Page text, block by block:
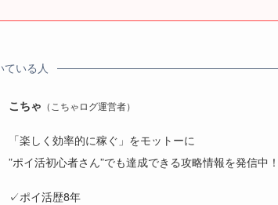
ている人
こちゃ （こちゃログ運営者）
「楽しく効率的に稼ぐ」をモットーに
”ポイ活初心者さん”でも達成できる攻略情報を発信中！
✓ポイ活歴8年